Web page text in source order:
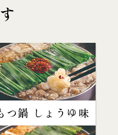
つ鍋 しょうゆ味